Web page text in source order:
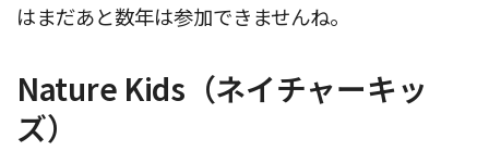
はまだあと数年は参加できませんね。
Nature Kids（ネイチャーキッ
ズ）